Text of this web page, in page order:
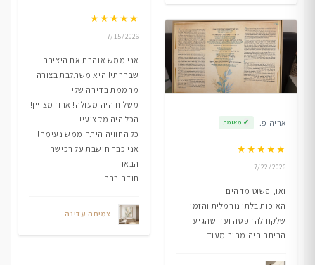
אריה פ. ✔ מאומת
★★★★★
7/22/2026
ואו, פשוט מדהים
האיכות בלתי נורמלית והזמן
שלקח להדפסה ועד שהגיע
הביתה היה מהיר מעוד
★★★★★
7/15/2026
אני ממש אוהבת את היצירה
שבחרתי! היא משתלבת בצורה
מהממת בדירה שלי!
משלוח היה מעולה! ארוז מצויין!
הכל היה מקצועי!
כל החוויה היתה ממש נעימה!
אני כבר חושבת על רכישה
הבאה!
תודה רבה
צמיחה עדינה